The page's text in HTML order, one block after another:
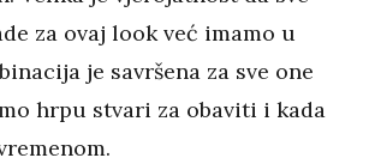
za ovaj look već imamo u
je savršena za sve one
hrpu stvari za obaviti i kada